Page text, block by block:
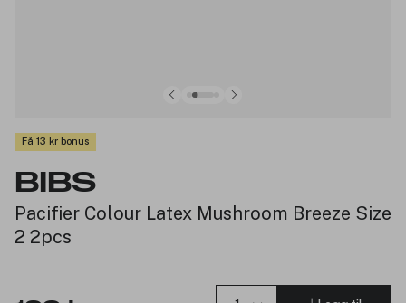
Få 13 kr bonus
BIBS
Pacifier Colour Latex Mushroom Breeze Size
2 2pcs